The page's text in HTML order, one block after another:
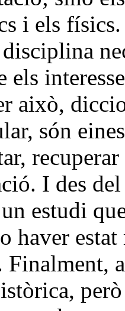
i els
disciplina
els
això,
són
I des
estudi
haver
Finalment,